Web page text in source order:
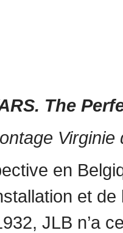
The
en
et
JLB n’a